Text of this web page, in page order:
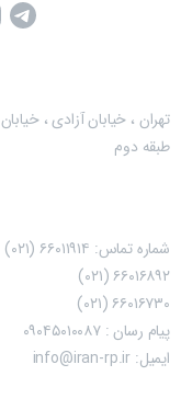
طبقه دوم
شماره تماس: ۶۶۰۱۱۹۱۴ (۰۲۱)
۶۶۰۱۶۸۹۲ (۰۲۱)
۶۶۰۱۶۷۳۰ (۰۲۱)
پیام رسان : ۰۹۰۴۵۰۱۰۰۸۷
ایمیل: info@iran-rp.ir